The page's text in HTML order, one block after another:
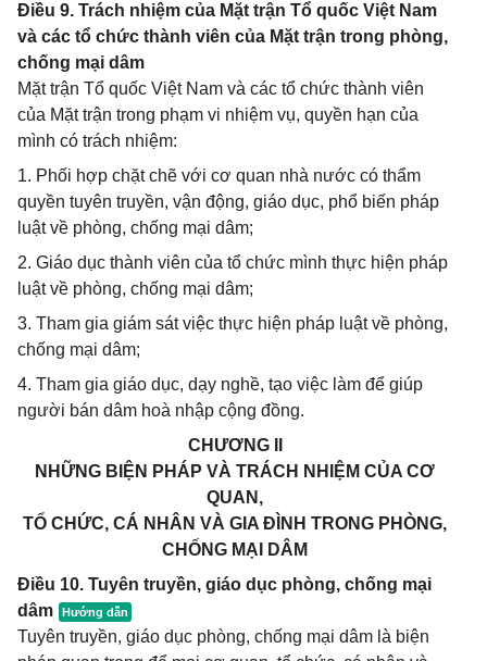
Điều 9. Trách nhiệm của Mặt trận Tổ quốc Việt Nam
và các tổ chức thành viên của Mặt trận trong phòng,
chống mại dâm
Mặt trận Tổ quốc Việt Nam và các tổ chức thành viên
của Mặt trận trong phạm vi nhiệm vụ, quyền hạn của
mình có trách nhiệm:
1. Phối hợp chặt chẽ với cơ quan nhà nước có thẩm
quyền tuyên truyền, vận động, giáo dục, phổ biến pháp
luật về phòng, chống mại dâm;
2. Giáo dục thành viên của tổ chức mình thực hiện pháp
luật về phòng, chống mại dâm;
3. Tham gia giám sát việc thực hiện pháp luật về phòng,
chống mại dâm;
4. Tham gia giáo dục, dạy nghề, tạo việc làm để giúp
người bán dâm hoà nhập cộng đồng.
CHƯƠNG II
NHỮNG BIỆN PHÁP VÀ TRÁCH NHIỆM CỦA CƠ
QUAN,
TỔ CHỨC, CÁ NHÂN VÀ GIA ĐÌNH TRONG PHÒNG,
CHỐNG MẠI DÂM
Điều 10. Tuyên truyền, giáo dục phòng, chống mại
dâm
Tuyên truyền, giáo dục phòng, chống mại dâm là biện